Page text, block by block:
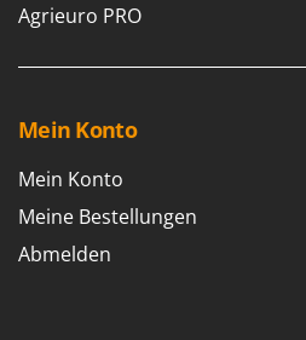
Agrieuro PRO
Mein Konto
Mein Konto
Meine Bestellungen
Abmelden